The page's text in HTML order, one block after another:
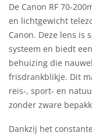
De Canon RF 70-
en lichtgewicht
Canon. Deze lens is
systeem en biedt
behuizing die
frisdrankblikje. Dit
reis-, sport- en
zonder zware
Dankzij het